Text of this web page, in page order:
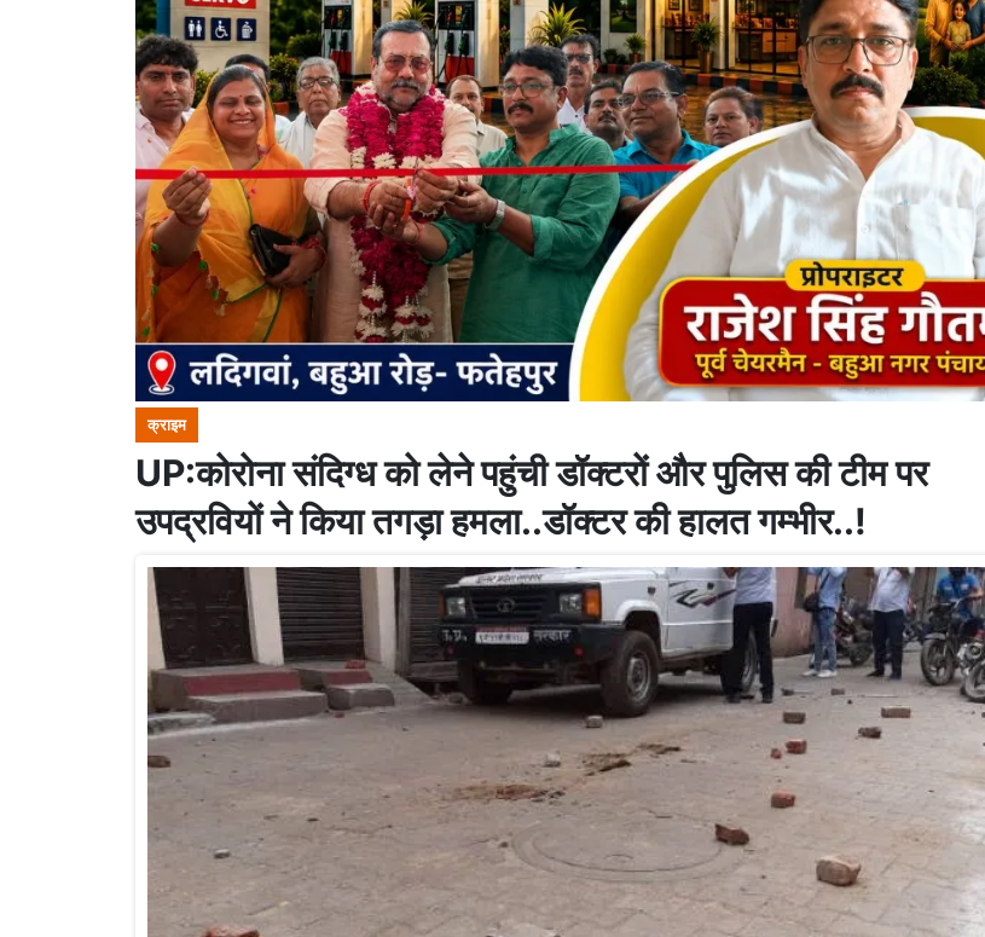
क्राइम
UP:कोरोना संदिग्ध को लेने पहुंची डॉक्टरों और पुलिस की टीम पर
उपद्रवियों ने किया तगड़ा हमला..डॉक्टर की हालत गम्भीर..!